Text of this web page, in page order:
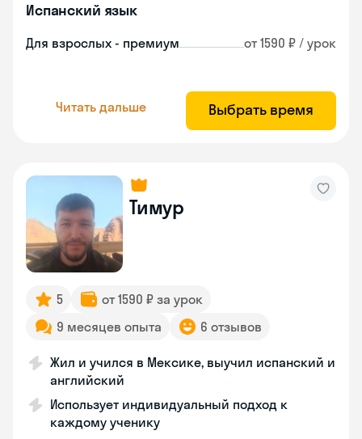
Испанский язык
Для взрослых - премиум от 1590 ₽ / урок
Читать дальше Выбрать время
Тимур
5
от 1590 ₽ за урок
9 месяцев опыта
6 отзывов
Жил и учился в Мексике, выучил испанский и
английский
Использует индивидуальный подход к
каждому ученику